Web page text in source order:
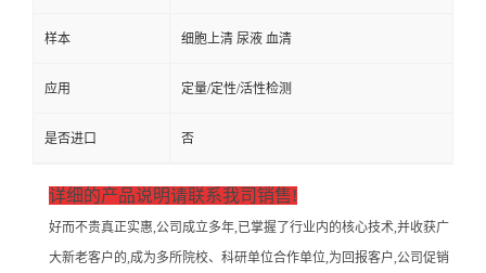
样本 细胞上清 尿液 血清
应用 定量/定性/活性检测
是否进口 否
详细的产品说明请联系我司销售!
好而不贵真正实惠,公司成立多年,已掌握了行业内的核心技术,并收获广
大新老客户的,成为多所院校、科研单位合作单位,为回报客户,公司促销